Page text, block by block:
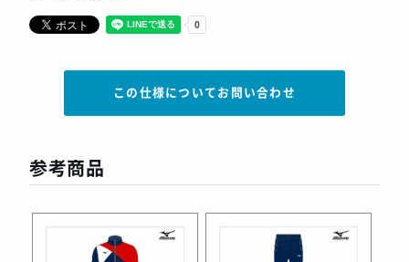
この仕様についてお問い合わせ
参考商品